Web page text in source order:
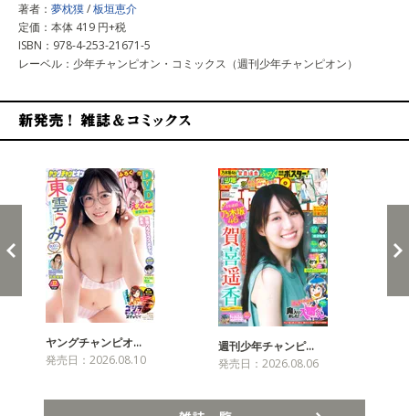
著者： 夢枕獏/板垣恵介
定価：本体 419 円+税
ISBN：978-4-253-21671-5
レーベル：少年チャンピオン・コミックス（週刊少年チャンピオン）
ヤングチャンピオ…
発売日：2026.08.10
週刊少年チャンピ…
発売日：2026.08.06